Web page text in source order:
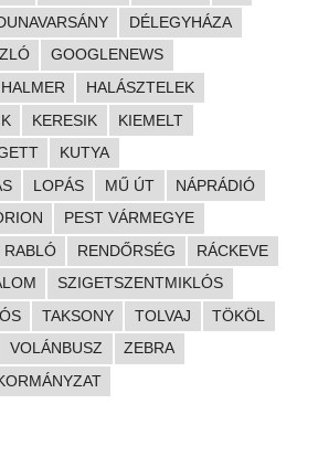
DÉLEGYHÁZA
GOOGLENEWS
HALMER
HALÁSZTELEK
KERESIK
KIEMELT
KUTYA
LOPÁS MŰ ÚT
NÁPRÁDIÓ
PEST VÁRMEGYE
RABLÓ RENDŐRSÉG
RÁCKEVE
SZIGETSZENTMIKLÓS
TAKSONY TOLVAJ
TÖKÖL
VOLÁNBUSZ
ZEBRA